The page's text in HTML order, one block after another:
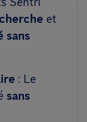
et
sans
: Le
sans